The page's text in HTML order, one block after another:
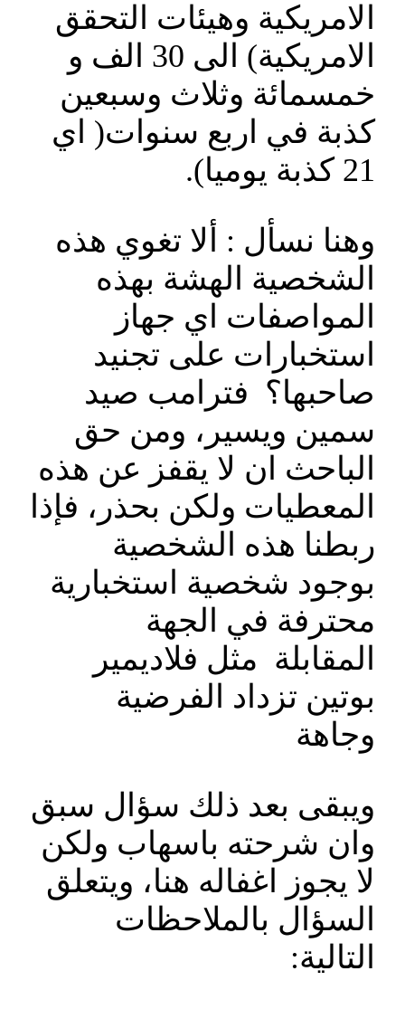
الامريكية وهيئات التحقق
الامريكية) الى 30 الف و
خمسمائة وثلاث وسبعين
كذبة في اربع سنوات( اي
21 كذبة يوميا).
وهنا نسأل : ألا تغوي هذه
الشخصية الهشة بهذه
المواصفات اي جهاز
استخبارات على تجنيد
صاحبها؟ فترامب صيد
سمين ويسير، ومن حق
الباحث ان لا يقفز عن هذه
المعطيات ولكن بحذر، فإذا
ربطنا هذه الشخصية
بوجود شخصية استخبارية
محترفة في الجهة
المقابلة مثل فلاديمير
بوتين تزداد الفرضية
وجاهة
ويبقى بعد ذلك سؤال سبق
وان شرحته باسهاب ولكن
لا يجوز اغفاله هنا، ويتعلق
السؤال بالملاحظات
التالية: